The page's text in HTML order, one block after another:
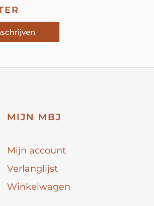
MIJN MBJ
Mijn account
Verlanglijst
Winkelwagen